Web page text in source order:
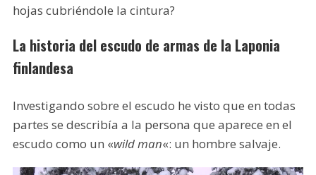
hojas cubriéndole la cintura?
La historia del escudo de armas de la Laponia
finlandesa
Investigando sobre el escudo he visto que en todas
partes se describía a la persona que aparece en el
escudo como un «wild man«: un hombre salvaje.